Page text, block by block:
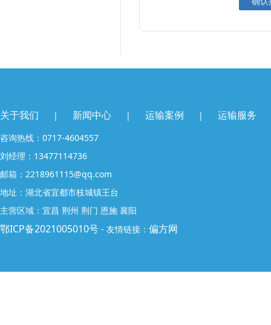
关于我们 | 新闻中心 | 运输案例 | 运输服务
咨询热线：0717-4604557
刘经理：13477114736
邮箱：2218961115@qq.com
地址：湖北省宜都市枝城镇王台
主营区域：宜昌 荆州 荆门 恩施 襄阳
鄂ICP备2021005010号 - 友情链接： 偏方网